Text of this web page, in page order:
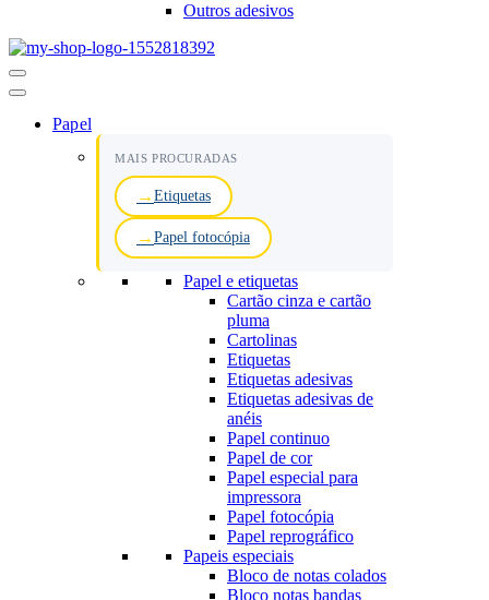
Outros adesivos
Menu
de
Papel
MAIS PROCURADAS
Etiquetas
Papel fotocópia
Papel e etiquetas
Cartão cinza e cartão
pluma
Cartolinas
Etiquetas
Etiquetas adesivas
Etiquetas adesivas de
anéis
Papel continuo
Papel de cor
Papel especial para
impressora
Papel fotocópia
Papel reprográfico
Papeis especiais
Bloco de notas colados
Bloco notas bandas